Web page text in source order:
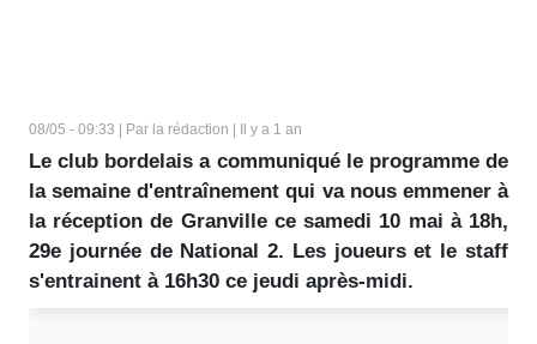
08/05 - 09:33 | Par la rédaction | Il y a 1 an
Le club bordelais a communiqué le programme de
la semaine d'entraînement qui va nous emmener à
la réception de Granville ce samedi 10 mai à 18h,
29e journée de National 2. Les joueurs et le staff
s'entrainent à 16h30 ce jeudi après-midi.